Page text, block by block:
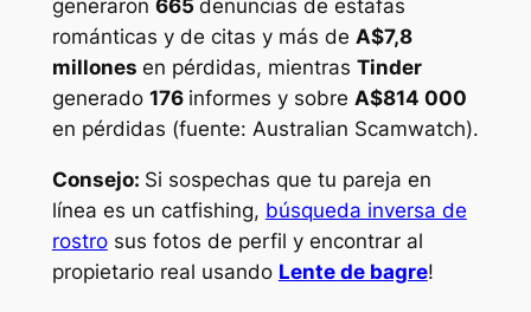
generaron 665 denuncias de estafas
románticas y de citas y más de A$7,8
millones en pérdidas, mientras Tinder
generado 176 informes y sobre A$814 000
en pérdidas (fuente: Australian Scamwatch).
Consejo: Si sospechas que tu pareja en
línea es un catfishing, búsqueda inversa de
rostrosus fotos de perfil y encontrar al
propietario real usando Lente de bagre!